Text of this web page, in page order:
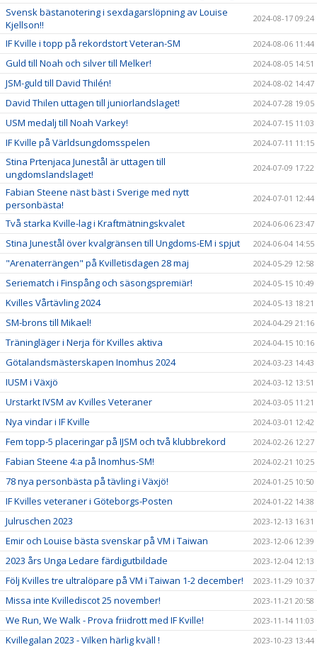
Svensk bästanotering i sexdagarslöpning av Louise
Kjellson!!
2024-08-17 09:24
IF Kville i topp på rekordstort Veteran-SM 2024-08-06 11:44
Guld till Noah och silver till Melker! 2024-08-05 14:51
JSM-guld till David Thilén! 2024-08-02 14:47
David Thilen uttagen till juniorlandslaget! 2024-07-28 19:05
USM medalj till Noah Varkey! 2024-07-15 11:03
IF Kville på Världsungdomsspelen 2024-07-11 11:15
Stina Prtenjaca Junestål är uttagen till
ungdomslandslaget!
2024-07-09 17:22
Fabian Steene näst bäst i Sverige med nytt
personbästa!
2024-07-01 12:44
Två starka Kville-lag i Kraftmätningskvalet 2024-06-06 23:47
Stina Junestål över kvalgränsen till Ungdoms-EM i spjut 2024-06-04 14:55
"Arenaterrängen" på Kvilletisdagen 28 maj 2024-05-29 12:58
Seriematch i Finspång och säsongspremiär! 2024-05-15 10:49
Kvilles Vårtävling 2024 2024-05-13 18:21
SM-brons till Mikael! 2024-04-29 21:16
Träningläger i Nerja för Kvilles aktiva 2024-04-15 10:16
Götalandsmästerskapen Inomhus 2024 2024-03-23 14:43
IUSM i Växjö 2024-03-12 13:51
Urstarkt IVSM av Kvilles Veteraner 2024-03-05 11:21
Nya vindar i IF Kville 2024-03-01 12:42
Fem topp-5 placeringar på IJSM och två klubbrekord 2024-02-26 12:27
Fabian Steene 4:a på Inomhus-SM! 2024-02-21 10:25
78 nya personbästa på tävling i Växjö! 2024-01-25 10:50
IF Kvilles veteraner i Göteborgs-Posten 2024-01-22 14:38
Julruschen 2023 2023-12-13 16:31
Emir och Louise bästa svenskar på VM i Taiwan 2023-12-06 12:39
2023 års Unga Ledare färdigutbildade 2023-12-04 12:13
Följ Kvilles tre ultralöpare på VM i Taiwan 1-2 december! 2023-11-29 10:37
Missa inte Kvillediscot 25 november! 2023-11-21 20:58
We Run, We Walk - Prova friidrott med IF Kville! 2023-11-14 11:03
Kvillegalan 2023 - Vilken härlig kväll ! 2023-10-23 13:44